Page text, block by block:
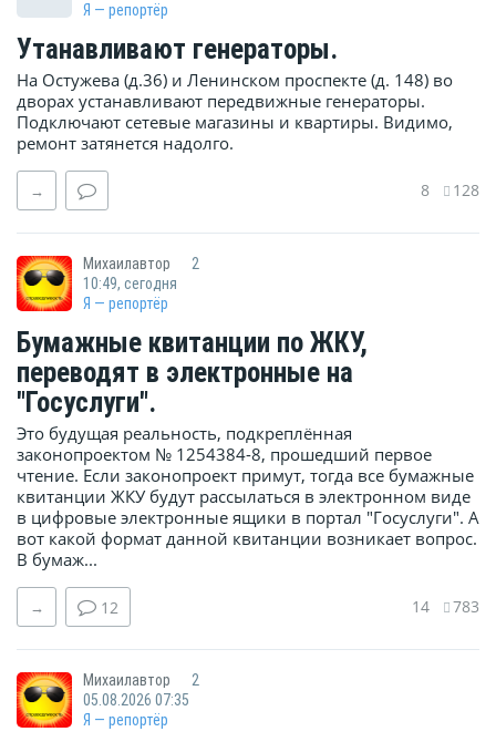
Я — репортёр
Утанавливают генераторы.
На Остужева (д.36) и Ленинском проспекте (д. 148) во
дворах устанавливают передвижные генераторы.
Подключают сетевые магазины и квартиры. Видимо,
ремонт затянется надолго.
→ 8 128
Михаилавтор
2
10:49, сегодня
Я — репортёр
Бумажные квитанции по ЖКУ,
переводят в электронные на
"Госуслуги".
Это будущая реальность, подкреплённая
законопроектом № 1254384-8, прошедший первое
чтение. Если законопроект примут, тогда все бумажные
квитанции ЖКУ будут рассылаться в электронном виде
в цифровые электронные ящики в портал "Госуслуги". А
вот какой формат данной квитанции возникает вопрос.
В бумаж...
→ 12 14 783
Михаилавтор
2
05.08.2026 07:35
Я — репортёр